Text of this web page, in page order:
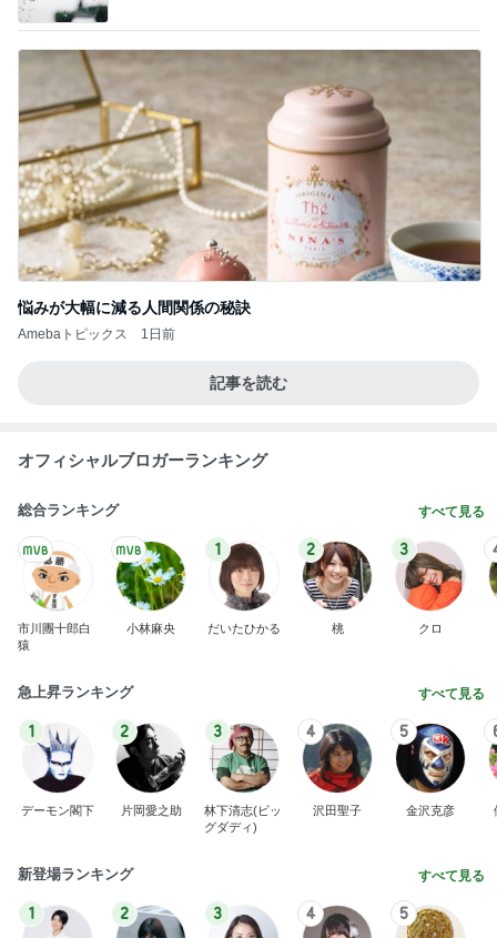
悩みが大幅に減る人間関係の秘訣
Amebaトピックス 1日前
記事を読む
オフィシャルブロガーランキング
総合ランキング すべて見る
市川團十郎白
猿
小林麻央
1
だいたひかる
2
桃
3
クロ
急上昇ランキング すべて見る
1
デーモン閣下
2
片岡愛之助
3
林下清志(ビッ
グダディ)
4
沢田聖子
5
金沢克彦
新登場ランキング すべて見る
1 2 3 4 5